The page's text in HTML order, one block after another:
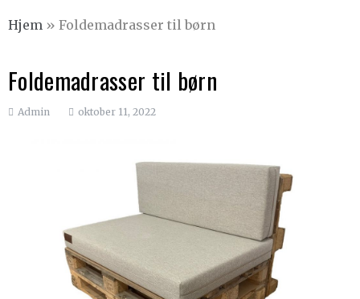
Hjem » Foldemadrasser til børn
Foldemadrasser til børn
Admin oktober 11, 2022